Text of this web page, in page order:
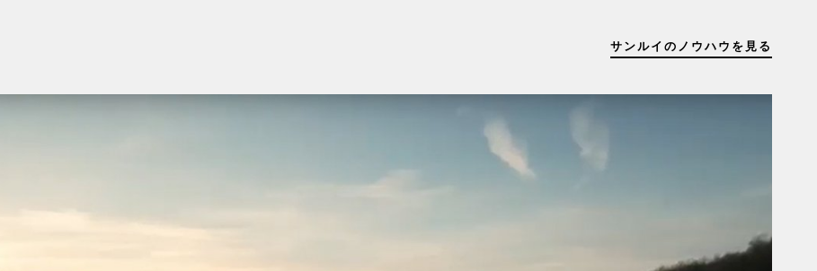
サンルイのノウハウを見る